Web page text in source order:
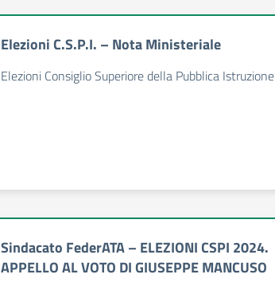
Elezioni C.S.P.I. – Nota Ministeriale
Elezioni Consiglio Superiore della Pubblica Istruzione
Sindacato FederATA – ELEZIONI CSPI 2024.
APPELLO AL VOTO DI GIUSEPPE MANCUSO